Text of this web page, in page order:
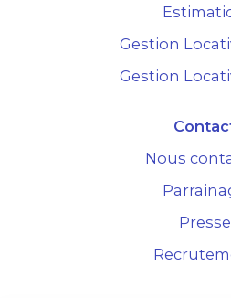
Gestion
Gestion
Nous
Presse